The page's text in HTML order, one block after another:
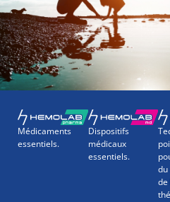
Technologies
Médicaments
essentiels.
Dispositifs
médicaux
essentiels.
du
de